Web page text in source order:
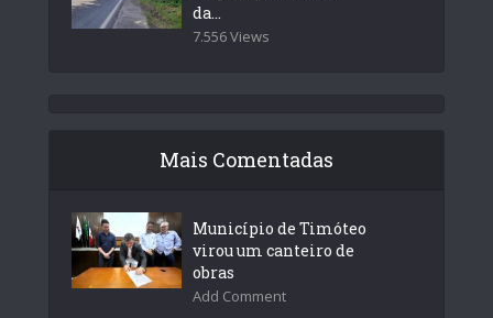
da...
7.556 Views
Mais Comentadas
Município de Timóteo
virou um canteiro de
obras
Add Comment